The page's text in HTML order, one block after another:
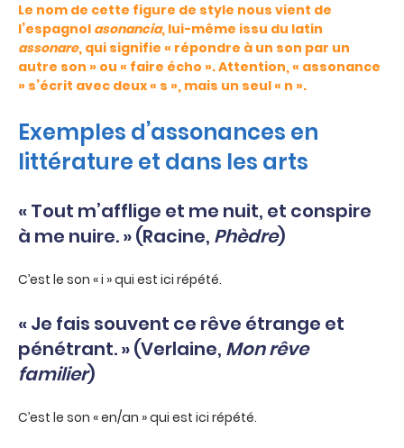
Le nom de cette figure de style nous vient de
l’espagnol asonancia, lui-même issu du latin
assonare, qui signifie « répondre à un son par un
autre son » ou « faire écho ». Attention, « assonance
» s’écrit avec deux « s », mais un seul « n ».
Exemples d’assonances en
littérature et dans les arts
« Tout m’afflige et me nuit, et conspire
à me nuire. » (Racine, Phèdre)
C’est le son « i » qui est ici répété.
« Je fais souvent ce rêve étrange et
pénétrant. » (Verlaine, Mon rêve
familier)
C’est le son « en/an » qui est ici répété.